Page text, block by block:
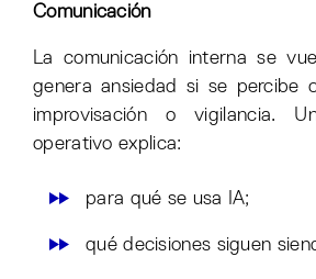
Comunicación
La comunicación interna se
genera ansiedad si se percibe
improvisación o vigilancia.
operativo explica:
para qué se usa IA;
qué decisiones siguen